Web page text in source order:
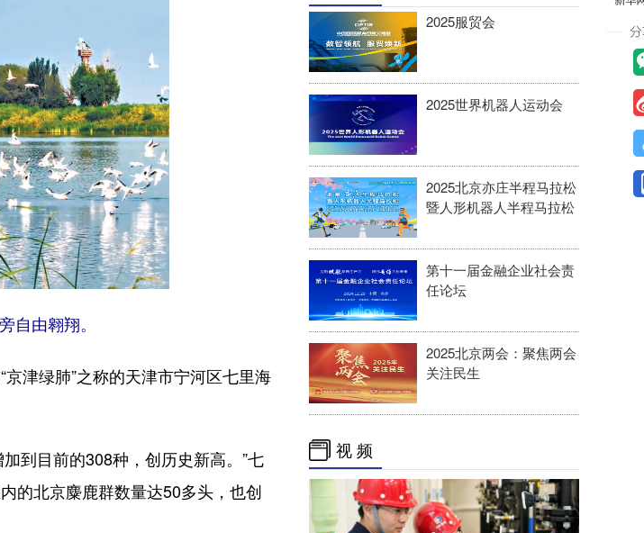
自由翱翔。
绿肺”之称的天津市宁河区七里海
到目前的308种，创历史新高。”七
的北京麋鹿群数量达50多头，也创
2025服贸会
2025世界机器人运动会
2025北京亦庄半程马拉松
暨人形机器人半程马拉松
第十一届金融企业社会责
任论坛
2025北京两会：聚焦两会
关注民生
视 频